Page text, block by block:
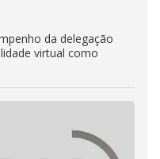
da delegação
virtual como